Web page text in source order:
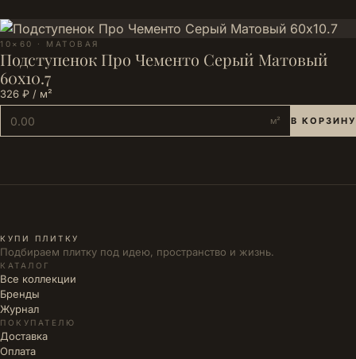
10×60 · МАТОВАЯ
Подступенок Про Чементо Серый Матовый
60x10.7
326 ₽ / м²
м² В КОРЗИНУ
КУПИ ПЛИТКУ
Подбираем плитку под идею, пространство и жизнь.
КАТАЛОГ
Все коллекции
Бренды
Журнал
ПОКУПАТЕЛЮ
Доставка
Оплата